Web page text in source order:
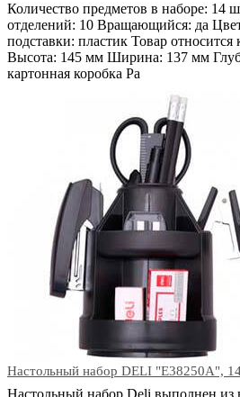
Количество предметов в наборе: 14
отделений: 10 Вращающийся: да
подставки: пластик Товар
Высота: 145 мм Ширина: 137 мм
картонная коробка Ра
Настольный набор DELI "E38250A",
Настольный набор Deli выполнен из